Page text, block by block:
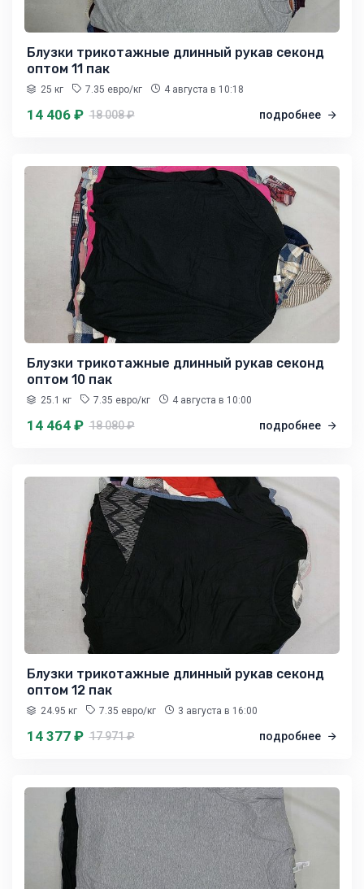
Блузки трикотажные длинный рукав секонд
оптом 11 пак
25 кг 7.35 евро/кг 4 августа в 10:18
14 406 ₽ 18 008 ₽ подробнее
Блузки трикотажные длинный рукав секонд
оптом 10 пак
25.1 кг 7.35 евро/кг 4 августа в 10:00
14 464 ₽ 18 080 ₽ подробнее
Блузки трикотажные длинный рукав секонд
оптом 12 пак
24.95 кг 7.35 евро/кг 3 августа в 16:00
14 377 ₽ 17 971 ₽ подробнее